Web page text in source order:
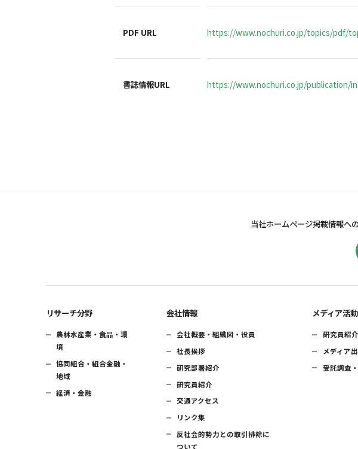
PDF URL https://www.nochuri.co.jp/topics/pdf/
書誌情報URL https://www.nochuri.co.jp/publication/
当社ホームページ掲載情報へ
リサーチ分野
農林水産業・食品・環
境
協同組合・組合金融・
地域
経済・金融
会社情報
会社概要・組織図・役員
社長挨拶
研究部署紹介
研究員紹介
交通アクセス
リンク集
反社会的勢力との取引排除に
ついて
メディア活動
研究員紹介
メディア
受託調査